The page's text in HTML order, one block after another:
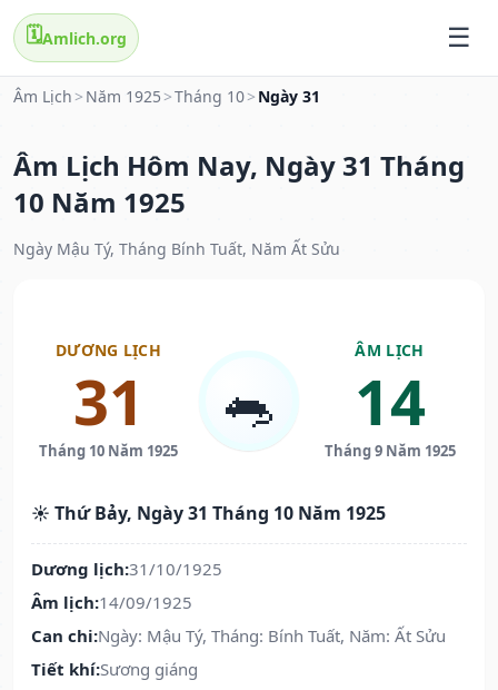
🗓️Amlich.org
Âm Lịch > Năm 1925 >Tháng 10> Ngày 31
Âm Lịch Hôm Nay, Ngày 31 Tháng
10 Năm 1925
Ngày Mậu Tý, Tháng Bính Tuất, Năm Ất Sửu
DƯƠNG LỊCH
31
Tháng 10 Năm 1925
🐀
ÂM LỊCH
14
Tháng 9 Năm 1925
☀️ Thứ Bảy, Ngày 31 Tháng 10 Năm 1925
Dương lịch:31/10/1925
Âm lịch:14/09/1925
Can chi:Ngày: Mậu Tý, Tháng: Bính Tuất, Năm: Ất Sửu
Tiết khí:Sương giáng